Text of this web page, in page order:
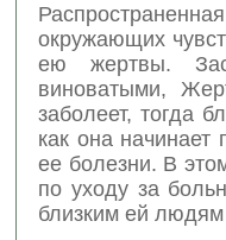
окружающих
ею жертвы.
виноватыми,
заболеет, тогда
как она начинает
ее болезни. В
по уходу за
близким ей